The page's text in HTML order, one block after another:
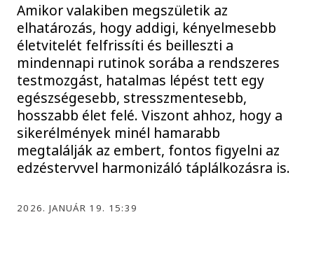
Amikor valakiben megszületik az
elhatározás, hogy addigi, kényelmesebb
életvitelét felfrissíti és beilleszti a
mindennapi rutinok sorába a rendszeres
testmozgást, hatalmas lépést tett egy
egészségesebb, stresszmentesebb,
hosszabb élet felé. Viszont ahhoz, hogy a
sikerélmények minél hamarabb
megtalálják az embert, fontos figyelni az
edzéstervvel harmonizáló táplálkozásra is.
2026. JANUÁR 19. 15:39